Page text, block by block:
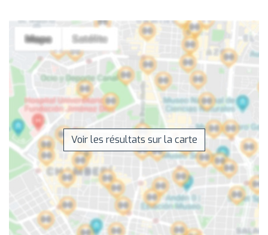
Voir les résultats sur la carte